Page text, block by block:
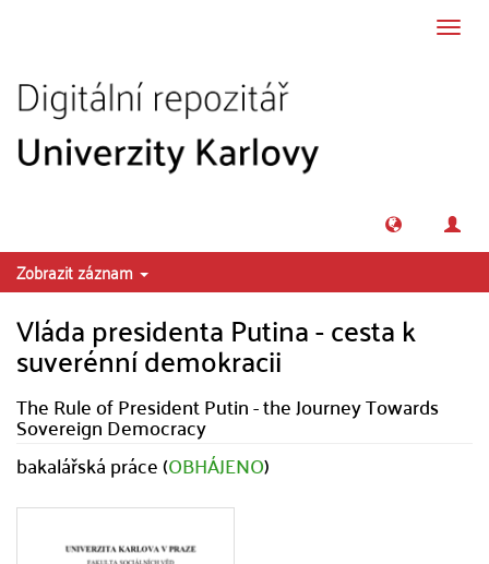
Zobrazit záznam
Vláda presidenta Putina - cesta k
suverénní demokracii
The Rule of President Putin - the Journey Towards
Sovereign Democracy
bakalářská práce (OBHÁJENO)